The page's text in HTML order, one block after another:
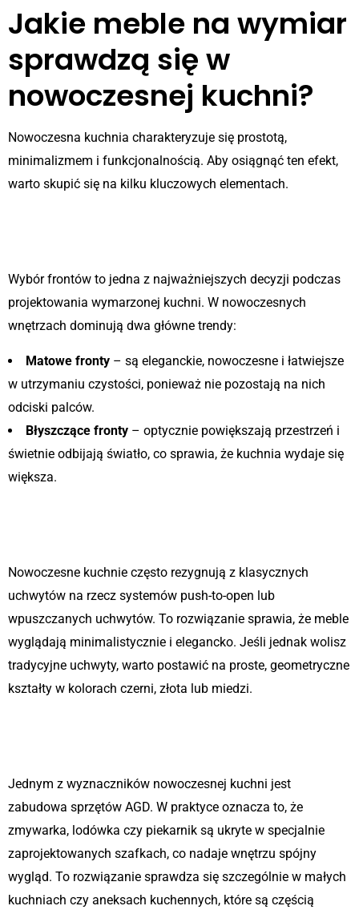
Jakie meble na wymiar
sprawdzą się w
nowoczesnej kuchni?
Nowoczesna kuchnia charakteryzuje się prostotą,
minimalizmem i funkcjonalnością. Aby osiągnąć ten efekt,
warto skupić się na kilku kluczowych elementach.
Wybór frontów to jedna z najważniejszych decyzji podczas
projektowania wymarzonej kuchni. W nowoczesnych
wnętrzach dominują dwa główne trendy:
Matowe fronty – są eleganckie, nowoczesne i łatwiejsze
w utrzymaniu czystości, ponieważ nie pozostają na nich
odciski palców.
Błyszczące fronty – optycznie powiększają przestrzeń i
świetnie odbijają światło, co sprawia, że kuchnia wydaje się
większa.
Nowoczesne kuchnie często rezygnują z klasycznych
uchwytów na rzecz systemów push-to-open lub
wpuszczanych uchwytów. To rozwiązanie sprawia, że meble
wyglądają minimalistycznie i elegancko. Jeśli jednak wolisz
tradycyjne uchwyty, warto postawić na proste, geometryczne
kształty w kolorach czerni, złota lub miedzi.
Jednym z wyznaczników nowoczesnej kuchni jest
zabudowa sprzętów AGD. W praktyce oznacza to, że
zmywarka, lodówka czy piekarnik są ukryte w specjalnie
zaprojektowanych szafkach, co nadaje wnętrzu spójny
wygląd. To rozwiązanie sprawdza się szczególnie w małych
kuchniach czy aneksach kuchennych, które są częścią